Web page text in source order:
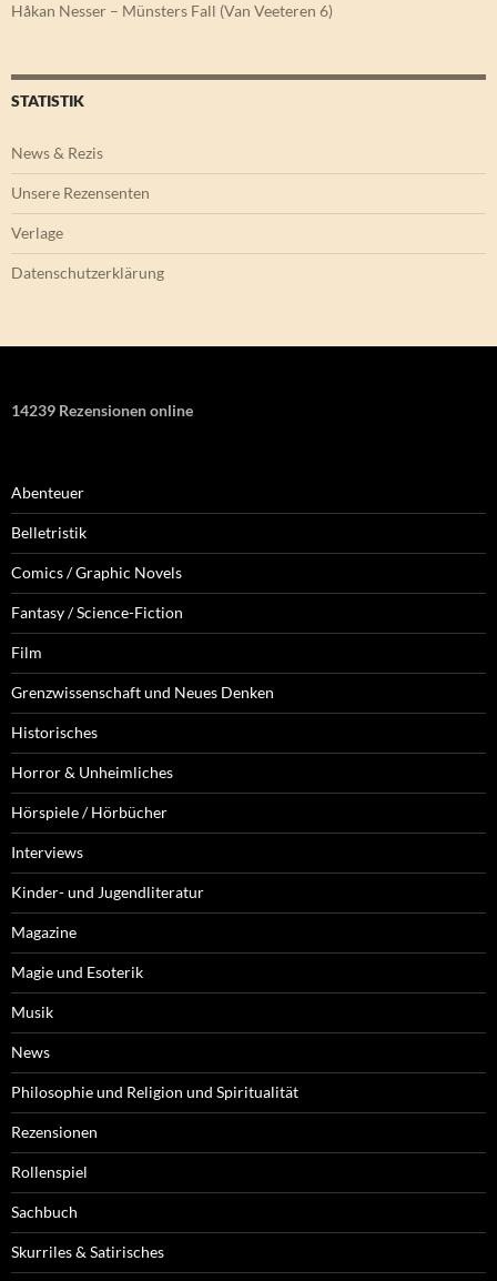
Håkan Nesser – Münsters Fall (Van Veeteren 6)
STATISTIK
News & Rezis
Unsere Rezensenten
Verlage
Datenschutzerklärung
14239 Rezensionen online
Abenteuer
Belletristik
Comics / Graphic Novels
Fantasy / Science-Fiction
Film
Grenzwissenschaft und Neues Denken
Historisches
Horror & Unheimliches
Hörspiele / Hörbücher
Interviews
Kinder- und Jugendliteratur
Magazine
Magie und Esoterik
Musik
News
Philosophie und Religion und Spiritualität
Rezensionen
Rollenspiel
Sachbuch
Skurriles & Satirisches